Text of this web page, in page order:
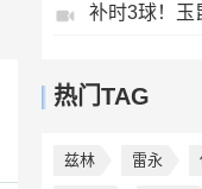
热门TAG
兹林 雷永